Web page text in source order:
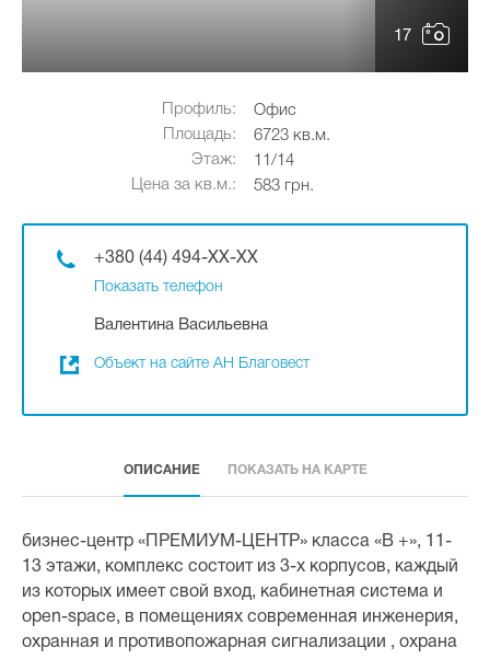
17
Профиль:
Офис
Площадь:
6723 кв.м.
Этаж:
11/14
Цена за кв.м.:
583 грн.
+380 (44) 494-XX-XX
Показать телефон
Валентина Васильевна
Объект на сайте АН Благовест
ОПИСАНИЕ ПОКАЗАТЬ НА КАРТЕ
бизнес-центр «ПРЕМИУМ-ЦЕНТР» класса «В +», 11-
13 этажи, комплекс состоит из 3-х корпусов, каждый
из которых имеет свой вход, кабинетная система и
open-space, в помещениях современная инженерия,
охранная и противопожарная сигнализации , охрана